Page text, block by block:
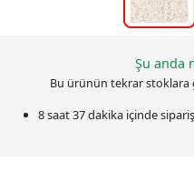
Şu anda
Bu ürünün tekrar
8 saat 37 dakika içinde